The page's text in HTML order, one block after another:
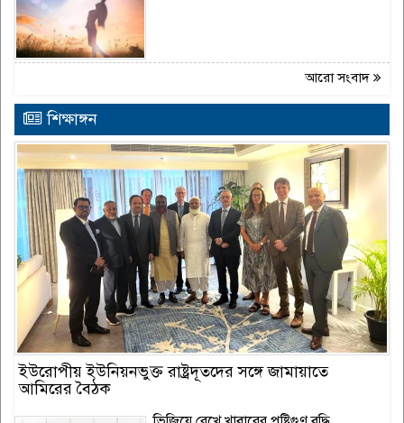
আরো সংবাদ
শিক্ষাঙ্গন
ইউরোপীয় ইউনিয়নভুক্ত রাষ্ট্রদূতদের সঙ্গে জামায়াতে
আমিরের বৈঠক